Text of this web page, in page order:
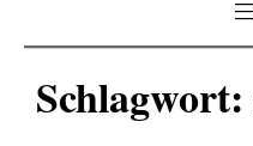
Schlagwort: